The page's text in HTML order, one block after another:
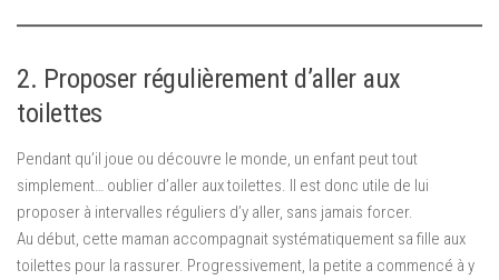
2. Proposer régulièrement d’aller aux
toilettes
Pendant qu’il joue ou découvre le monde, un enfant peut tout
simplement… oublier d’aller aux toilettes. Il est donc utile de lui
proposer à intervalles réguliers d’y aller, sans jamais forcer.
Au début, cette maman accompagnait systématiquement sa fille aux
toilettes pour la rassurer. Progressivement, la petite a commencé à y